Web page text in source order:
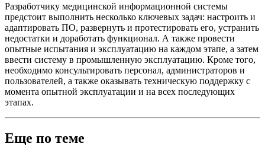
Разработчику медицинской информационной системы
предстоит выполнить несколько ключевых задач: настроить и
адаптировать ПО, развернуть и протестировать его, устранить
недостатки и доработать функционал. А также провести
опытные испытания и эксплуатацию на каждом этапе, а затем
ввести систему в промышленную эксплуатацию. Кроме того,
необходимо консультировать персонал, администраторов и
пользователей, а также оказывать техническую поддержку с
момента опытной эксплуатации и на всех последующих
этапах.
Еще по теме